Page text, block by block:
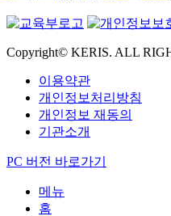
Copyright© KERIS. ALL
이용약관
개인정보처리방침
개인정보 재동의
기관소개
PC 버전 바로가기
메뉴
홈